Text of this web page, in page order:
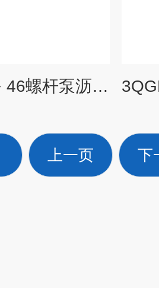
3QGB45×2﹣46螺杆泵沥青卸料罐输送泵 螺杆泵生产
上一页 下